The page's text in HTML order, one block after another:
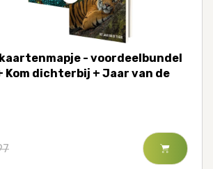
- voordeelbundel
Kom dichterbij + Jaar van de